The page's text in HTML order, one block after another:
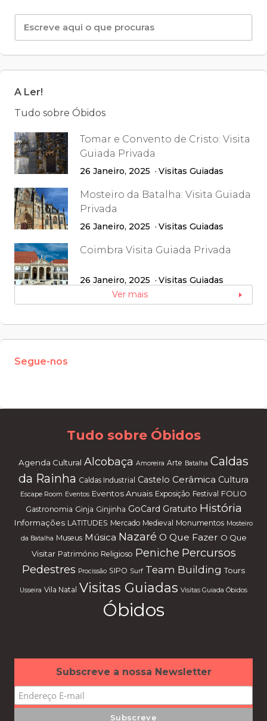
A Ler!
Tudo sobre Óbidos
Tomar e Convento de Cristo: Visita
Guiada Privada
26 Janeiro, 2025 Visitas Guiadas
Mosteiro da Batalha: Visita Guiada
Privada
26 Janeiro, 2025 Visitas Guiadas
Coimbra Visita Guiada Privada
26 Janeiro, 2025
Visitas Guiadas
Ver mais
Segue-nos
en
Tudo sobre Óbidos
Agenda Cultural Alcobaça Amoreira Arte Batalha Caldas
da Rainha Caldas Industrial Castelo Cerâmica Cultura
Escape Room Eventos Eventos Anuais Exposição Festival FOLIO
Gastronomia Ginja Ginjinha GoCard Gratuito História
Informações LATITUDES Mercado Medieval Monumentos Mosteiro
da Batalha Museus Música Nazaré O Que Fazer O Que
Visitar Património Religioso Peniche Percursos
Pedestres Procissão SIPO Surf Team Building Tours
Usseira Vila Natal Visitas Guiadas Visitas Guiada Óbidos
Óbidos
Subscreve a nossa Newsletter